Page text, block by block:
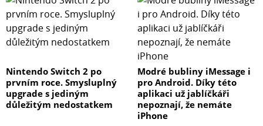
Nintendo Switch 2 po
prvním roce. Smysluplný
upgrade s jediným
důležitým nedostatkem
Modré bubliny iMessage i
pro Android. Díky této
aplikaci už jablíčkáři
nepoznají, že nemáte
iPhone